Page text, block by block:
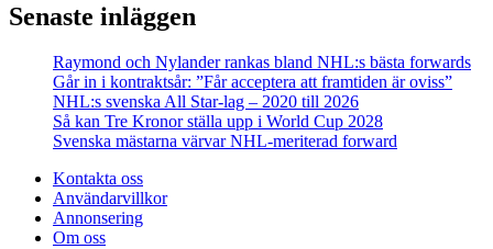
Senaste inläggen
Raymond och Nylander rankas bland NHL:s bästa forwards
Går in i kontraktsår: ”Får acceptera att framtiden är oviss”
NHL:s svenska All Star-lag – 2020 till 2026
Så kan Tre Kronor ställa upp i World Cup 2028
Svenska mästarna värvar NHL-meriterad forward
Kontakta oss
Användarvillkor
Annonsering
Om oss